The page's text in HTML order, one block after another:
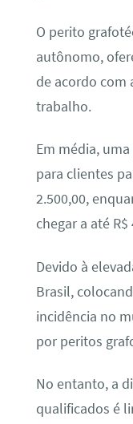
O perito
autônomo,
de acordo com
trabalho.
Em média,
para clientes
2.500,00,
chegar a até R$
Devido à
Brasil,
incidência no
por peritos
No entanto, a
qualificados é